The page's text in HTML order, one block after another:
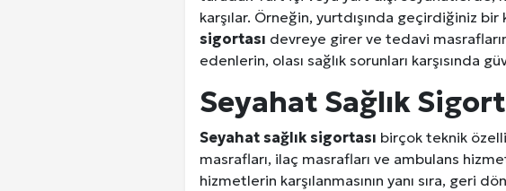
karşılar. Örneğin, yurtdışında geçirdiğiniz
sigortası devreye girer ve tedavi
edenlerin, olası sağlık sorunları karşısında
Seyahat Sağlık
Seyahat sağlık sigortası birçok teknik
masrafları, ilaç masrafları ve ambulans
hizmetlerin karşılanmasının yanı sıra, geri